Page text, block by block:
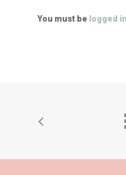
You must be logged in